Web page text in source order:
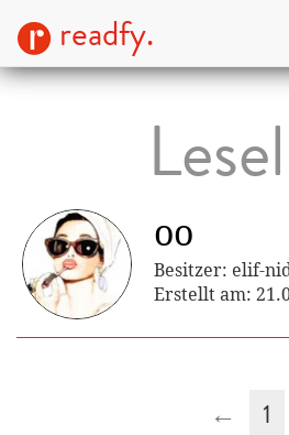
readfy.
oo
Besitzer: elif-
Erstellt am:
← 1